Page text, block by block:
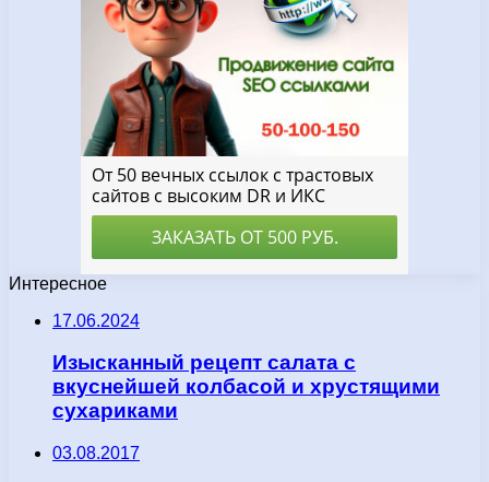
Интересное
17.06.2024
Изысканный рецепт салата с
вкуснейшей колбасой и хрустящими
сухариками
03.08.2017